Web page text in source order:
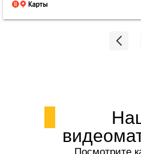
легче стало. Спасибо
Посмотрите